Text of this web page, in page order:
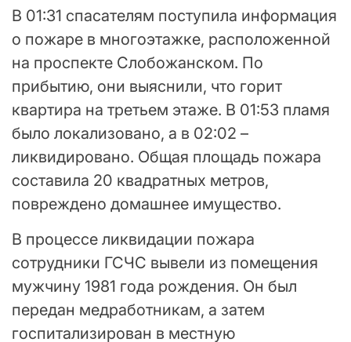
В 01:31 спасателям поступила информация
о пожаре в многоэтажке, расположенной
на проспекте Слобожанском. По
прибытию, они выяснили, что горит
квартира на третьем этаже. В 01:53 пламя
было локализовано, а в 02:02 –
ликвидировано. Общая площадь пожара
составила 20 квадратных метров,
повреждено домашнее имущество.
В процессе ликвидации пожара
сотрудники ГСЧС вывели из помещения
мужчину 1981 года рождения. Он был
передан медработникам, а затем
госпитализирован в местную